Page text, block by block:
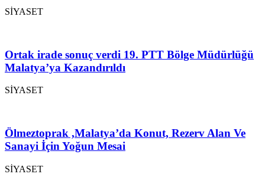
SİYASET
Ortak irade sonuç verdi 19. PTT Bölge Müdürlüğü
Malatya’ya Kazandırıldı
SİYASET
Ölmeztoprak ,Malatya’da Konut, Rezerv Alan Ve
Sanayi İçin Yoğun Mesai
SİYASET